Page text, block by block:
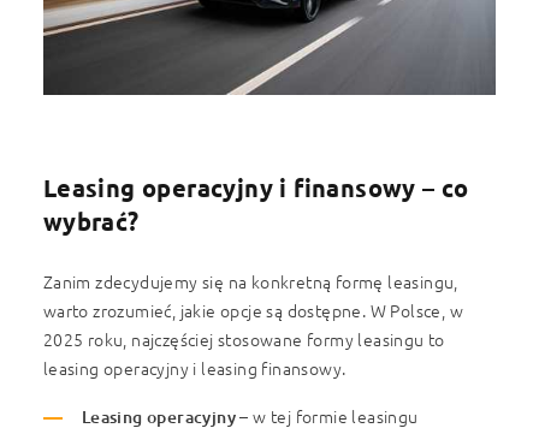
Leasing operacyjny i finansowy – co
wybrać?
Zanim zdecydujemy się na konkretną formę leasingu,
warto zrozumieć, jakie opcje są dostępne. W Polsce, w
2025 roku, najczęściej stosowane formy leasingu to
leasing operacyjny i leasing finansowy.
Leasing operacyjny– w tej formie leasingu